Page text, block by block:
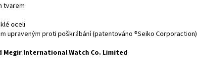
tvarem
oceli
upraveným proti poškrábání (patentováno ®Seiko Corporaction)
Megir International Watch Co. Limited